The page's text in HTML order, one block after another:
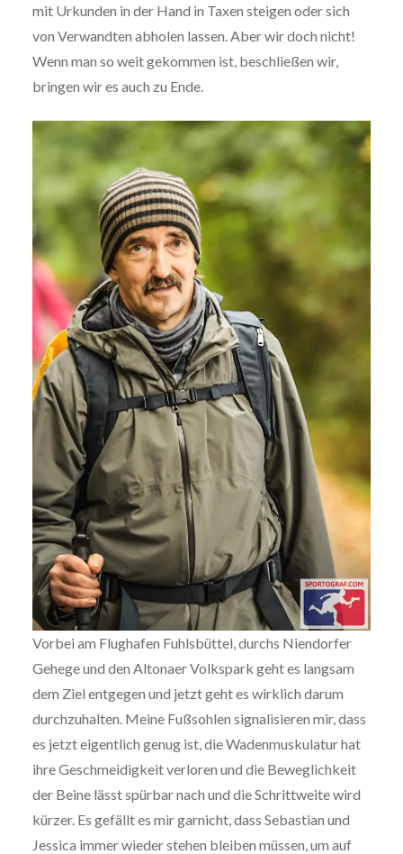
mit Urkunden in der Hand in Taxen steigen oder sich
von Verwandten abholen lassen. Aber wir doch nicht!
Wenn man so weit gekommen ist, beschließen wir,
bringen wir es auch zu Ende.
Vorbei am Flughafen Fuhlsbüttel, durchs Niendorfer
Gehege und den Altonaer Volkspark geht es langsam
dem Ziel entgegen und jetzt geht es wirklich darum
durchzuhalten. Meine Fußsohlen signalisieren mir, dass
es jetzt eigentlich genug ist, die Wadenmuskulatur hat
ihre Geschmeidigkeit verloren und die Beweglichkeit
der Beine lässt spürbar nach und die Schrittweite wird
kürzer. Es gefällt es mir garnicht, dass Sebastian und
Jessica immer wieder stehen bleiben müssen, um auf